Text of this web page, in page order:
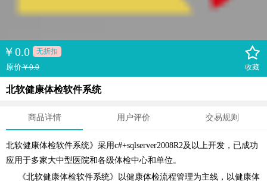
￥0.0 无折扣
原价￥0.0 收藏
北软健康体检软件系统
商品详情 用户评价 交易规则
北软健康体检软件系统》采用c#+sqlserver2008R2及以上开发，已成功
应用于多家大中型医院和各级体检中心和单位。
《北软健康体检软件系统》以健康体检流程管理为主线，以健康体